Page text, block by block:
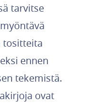
tarvitse
tositteita
ennen
tekemistä.
ovat